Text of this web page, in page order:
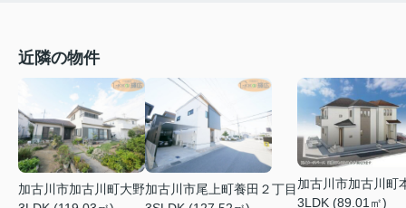
近隣の物件
加古川市加古川町大野加古川市尾上町養田２丁目 加古川市加古川町
3LDK (89.01㎡)